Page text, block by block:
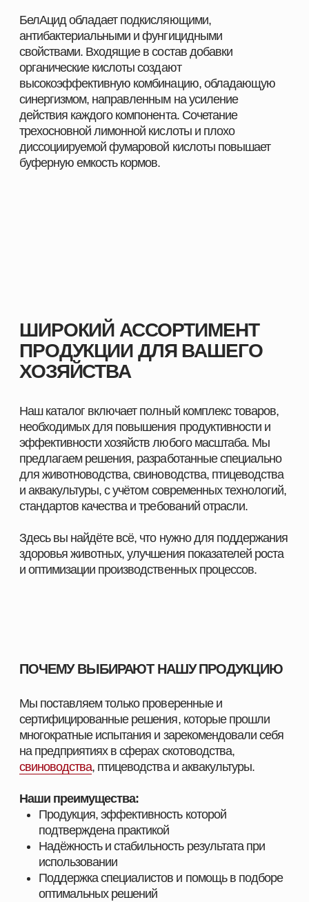
оптимальных решений
Индивидуальный подход к хозяйствам любого
масштаба
Комплексные решения под разные отрасли
животноводства
С нами вы получаете не только качественную
продукцию, но и экспертное сопровождение,
позволяющее повысить показатели хозяйства и
добиться устойчивого роста.
Оставьте заявку, и наш специалист свяжется с вами
в ближайшее время. Мы уточним особенности
вашего хозяйства, подскажем оптимальные
индивидуальное предложение.
ПОМОЖЕМ ПОДОБРАТЬ
ПРОДУКЦИЮ ПОД ЗАДАЧИ
ВАШЕГО ХОЗЯЙСТВА
ПОСТАВЩИК
КОРМОВЫХ РЕШЕНИЙ
НАВИГАЦИЯ
КАТЕГОРИИ